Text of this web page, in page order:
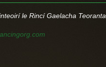
le Rincí Gaelacha Teoranta